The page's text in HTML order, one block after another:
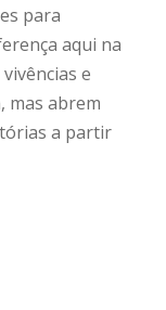
para
aqui na
e
mas abrem
a partir